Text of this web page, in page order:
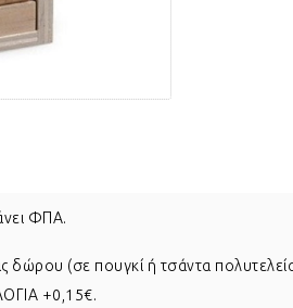
ΦΠΑ.
δώρου (σε πουγκί ή τσάντα
+0,15€.